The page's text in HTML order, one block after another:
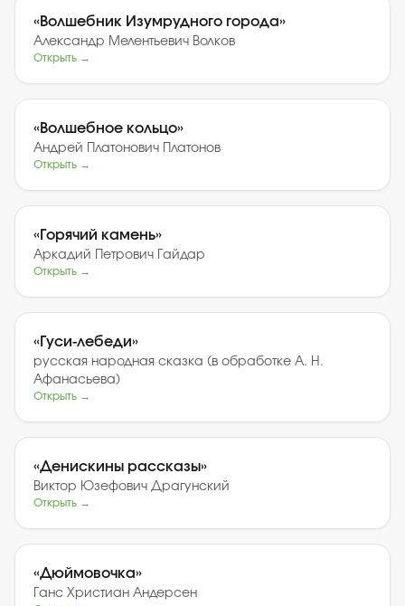
«Волшебник Изумрудного города»
Александр Мелентьевич Волков
Открыть →
«Волшебное кольцо»
Андрей Платонович Платонов
Открыть →
«Горячий камень»
Аркадий Петрович Гайдар
Открыть →
«Гуси-лебеди»
русская народная сказка (в обработке А. Н.
Афанасьева)
Открыть →
«Денискины рассказы»
Виктор Юзефович Драгунский
Открыть →
«Дюймовочка»
Ганс Христиан Андерсен